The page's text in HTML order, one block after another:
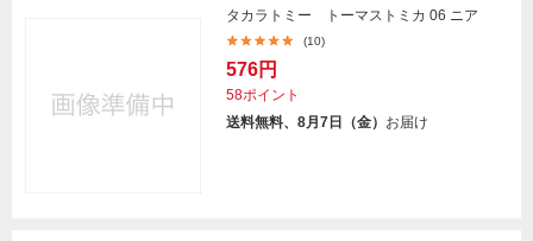
タカラトミー トーマストミカ 06 ニア
(10)
576円
58ポイント
送料無料、8月7日（金） お届け